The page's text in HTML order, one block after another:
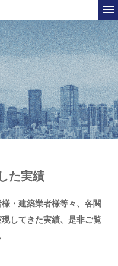
た実績
・建築業者様等々、 各関
してきた実績、是非ご覧